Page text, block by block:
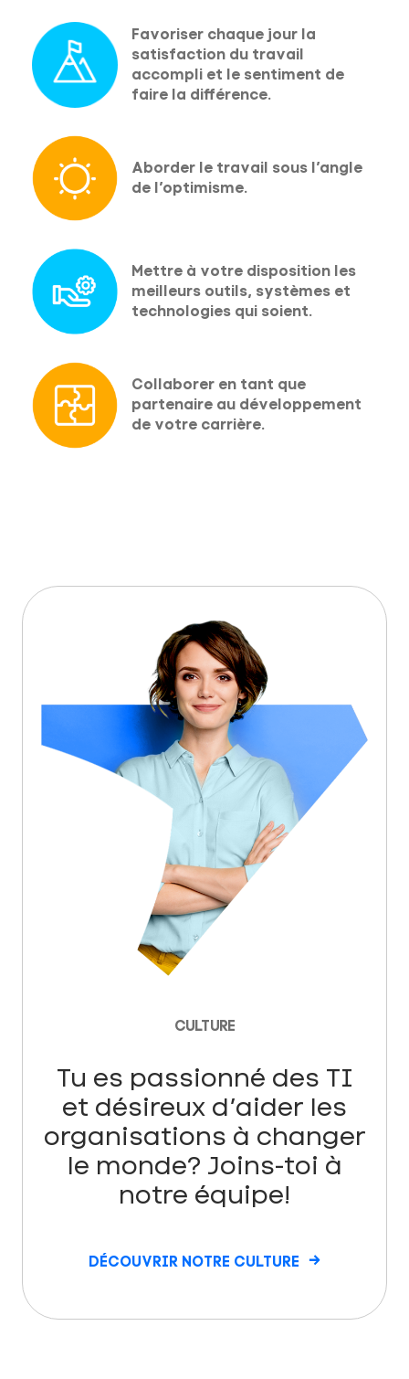
Favoriser chaque jour la
satisfaction du travail
accompli et le sentiment de
faire la différence.
Aborder le travail sous l’angle
de l’optimisme.
Mettre à votre disposition les
meilleurs outils, systèmes et
technologies qui soient.
Collaborer en tant que
partenaire au développement
de votre carrière.
CULTURE
Tu es passionné des TI
et désireux d’aider les
organisations à changer
le monde? Joins-toi à
notre équipe!
DÉCOUVRIR NOTRE CULTURE